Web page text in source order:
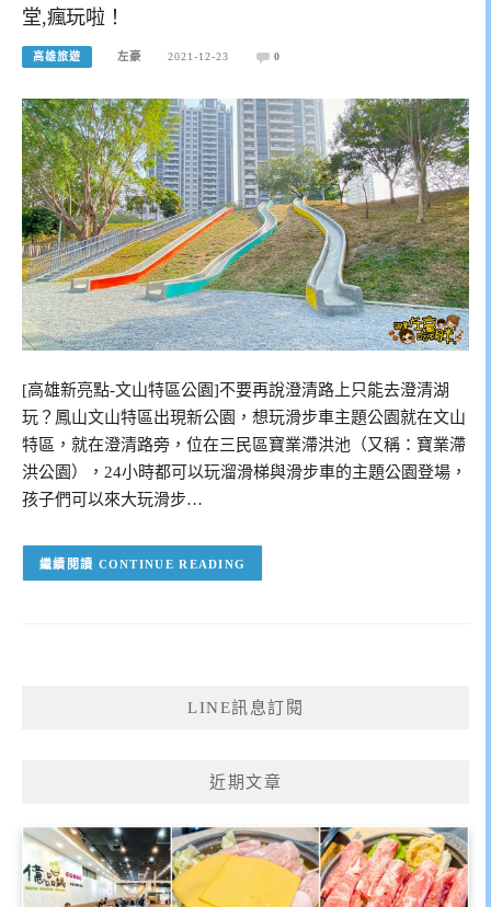
堂,瘋玩啦！
高雄旅遊 左豪 2021-12-23 0
[高雄新亮點-文山特區公園]不要再說澄清路上只能去澄清湖
玩？鳳山文山特區出現新公園，想玩滑步車主題公園就在文山
特區，就在澄清路旁，位在三民區寶業滯洪池（又稱：寶業滯
洪公園），24小時都可以玩溜滑梯與滑步車的主題公園登場，
孩子們可以來大玩滑步…
CONTINUE READING
LINE訊息訂閱
近期文章